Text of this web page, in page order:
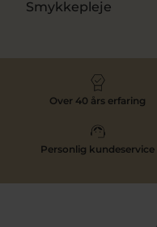
Smykkepleje
Over 40 års erfaring
Personlig kundeservice